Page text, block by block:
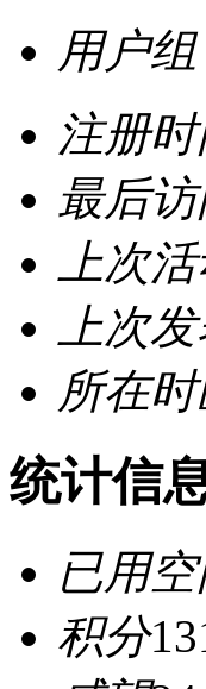
用户组
注册
最后
上次
上次
所在
统计信
已用
积分